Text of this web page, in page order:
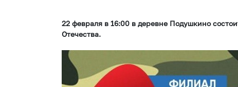
22 февраля в 16:00 в деревне Подушкино
Отечества.